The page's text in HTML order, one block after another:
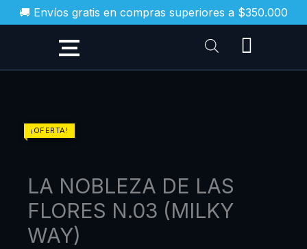
🚚 Envíos gratis en compras superiores a $350.000
al
¡OFERTA!
LA NOBLEZA DE LAS
FLORES N.03 (MILKY
WAY)
original
era:
$54.900.
actual
es:
LA
NOBLEZA
LAS
FLORES
N.03
(MILKY